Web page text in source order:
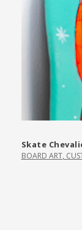
Skate
BOARD ART,